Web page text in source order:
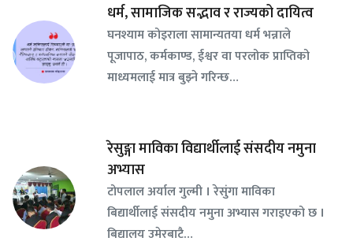
धर्म, सामाजिक सद्भाव र राज्यको दायित्व
घनश्याम कोइराला सामान्यतया धर्म भन्नाले
पूजापाठ, कर्मकाण्ड, ईश्वर वा परलोक प्राप्तिको
माध्यमलाई मात्र बुझ्ने गरिन्छ…
रेसुङ्गा माविका विद्यार्थीलाई संसदीय नमुना
अभ्यास
टोपलाल अर्याल गुल्मी । रेसुंगा माविका
बिद्यार्थीलाई संसदीय नमुना अभ्यास गराइएको छ ।
बिद्यालय उमेरबाटै…